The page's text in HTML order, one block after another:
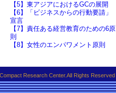
【5】東アジアにおけるGCの展開
【6】「ビジネスからの行動要請」
宣言
【7】責任ある経営教育のための6原
則
【8】女性のエンパワメント原則
Research Center.All Rights Reserved